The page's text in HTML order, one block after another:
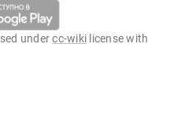
undercc-wiki license with